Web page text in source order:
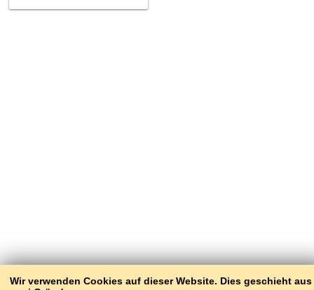
Wir verwenden Cookies auf dieser Website. Dies geschieht aus